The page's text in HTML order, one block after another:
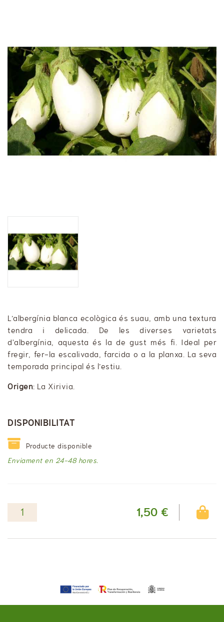
L’albergínia blanca ecològica és suau, amb una textura
tendra i delicada. De les diverses varietats
d'albergínia, aquesta és la de gust més fi. Ideal per
fregir, fer-la escalivada, farcida o a la planxa. La seva
temporada principal és l’estiu.
Origen: La Xirivia.
DISPONIBILITAT
Producte disponible
Enviament en 24-48 hores.
1,50 €